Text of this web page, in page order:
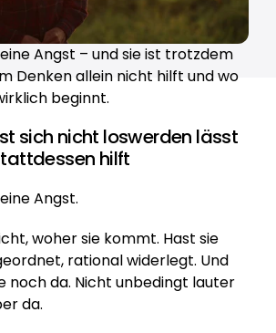
Angst – und sie ist trotzdem
Denken allein nicht hilft und wo
beginnt.
sich nicht loswerden lässt
hilft
Angst.
woher sie kommt. Hast sie
rational widerlegt. Und
noch da. Nicht unbedingt lauter
da.